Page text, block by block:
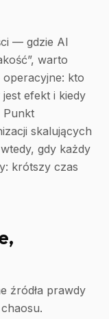
— gdzie AI
warto
operacyjne: kto
efekt i kiedy
Punkt
skalujących
gdy każdy
krótszy czas
źródła prawdy